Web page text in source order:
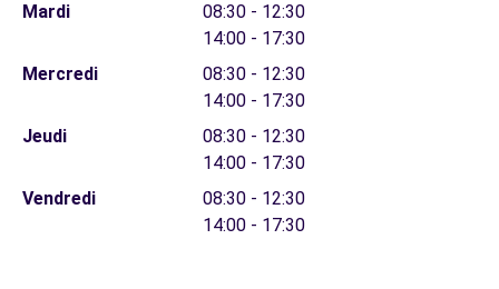
Mardi
08:30 - 12:30
14:00 - 17:30
Mercredi
08:30 - 12:30
14:00 - 17:30
Jeudi
08:30 - 12:30
14:00 - 17:30
Vendredi
08:30 - 12:30
14:00 - 17:30